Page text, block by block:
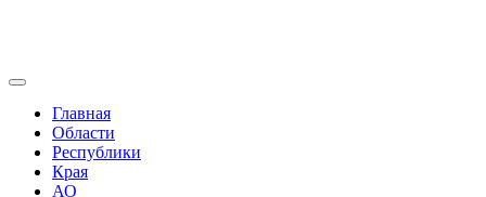
Главная
Области
Республики
Края
АО